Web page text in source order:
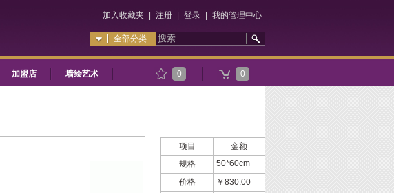
加入收藏夹 注册 登录 我的管理中心
全部分类
加盟店 墙绘艺术 0
0
项目
金额
规格
50*60cm
价格
￥830.00